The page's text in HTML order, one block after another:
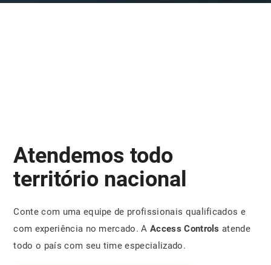
Atendemos todo
território nacional
Conte com uma equipe de profissionais qualificados e
com experiência no mercado. AAccess Controls atende
todo o país com seu time especializado.